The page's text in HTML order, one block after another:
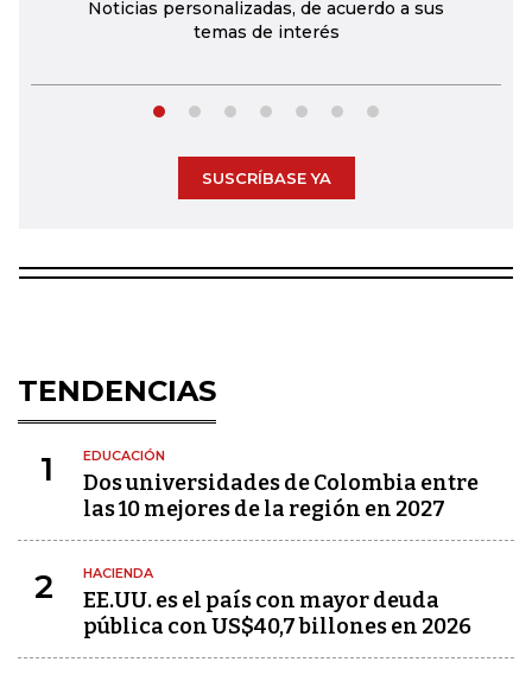
Noticias personalizadas, de acuerdo a sus
temas de interés
SUSCRÍBASE YA
TENDENCIAS
1 EDUCACIÓN
Dos universidades de Colombia entre
las 10 mejores de la región en 2027
2 HACIENDA
EE.UU. es el país con mayor deuda
pública con US$40,7 billones en 2026